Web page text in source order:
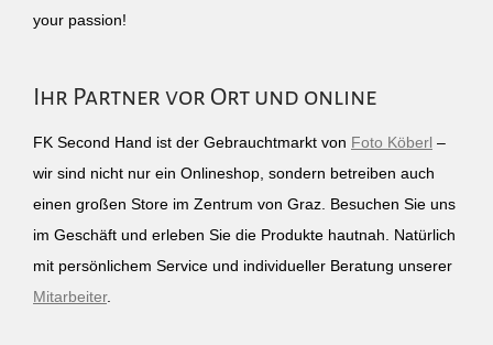
your passion!
Ihr Partner vor Ort und online
FK Second Hand ist der Gebrauchtmarkt von Foto Köberl –
wir sind nicht nur ein Onlineshop, sondern betreiben auch
einen großen Store im Zentrum von Graz. Besuchen Sie uns
im Geschäft und erleben Sie die Produkte hautnah. Natürlich
mit persönlichem Service und individueller Beratung unserer
Mitarbeiter.